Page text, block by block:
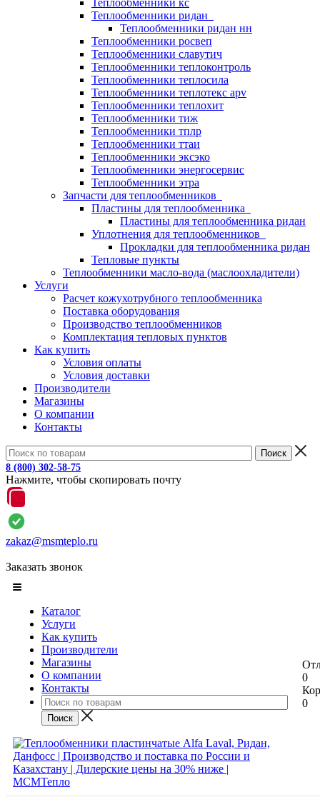
Теплообменники кс
Теплообменники ридан
Теплообменники ридан нн
Теплообменники росвеп
Теплообменники славутич
Теплообменники теплоконтроль
Теплообменники теплосила
Теплообменники теплотекс apv
Теплообменники теплохит
Теплообменники тиж
Теплообменники тплр
Теплообменники ттаи
Теплообменники эксэко
Теплообменники энергосервис
Теплообменники этра
Запчасти для теплообменников
Пластины для теплообменника
Пластины для теплообменника ридан
Уплотнения для теплообменников
Прокладки для теплообменника ридан
Тепловые пункты
Теплообменники масло-вода (маслоохладители)
Услуги
Расчет кожухотрубного теплообменника
Поставка оборудования
Производство теплообменников
Комплектация тепловых пунктов
Как купить
Условия оплаты
Условия доставки
Производители
Магазины
О компании
Контакты
8 (800) 302-58-75
Нажмите, чтобы скопировать почту
zakaz@msmteplo.ru
Заказать звонок
Каталог
Услуги
Как купить
Производители
Магазины
О компании
Контакты
0
0